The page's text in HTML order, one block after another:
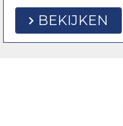
BEKIJKEN